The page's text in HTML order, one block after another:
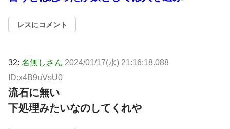
レスにコメント
32: 名無しさん 2024/01/17(水) 21:16:18.088
ID:x4B9uVsU0
流石に無い
下処理みたいなのしてくれや